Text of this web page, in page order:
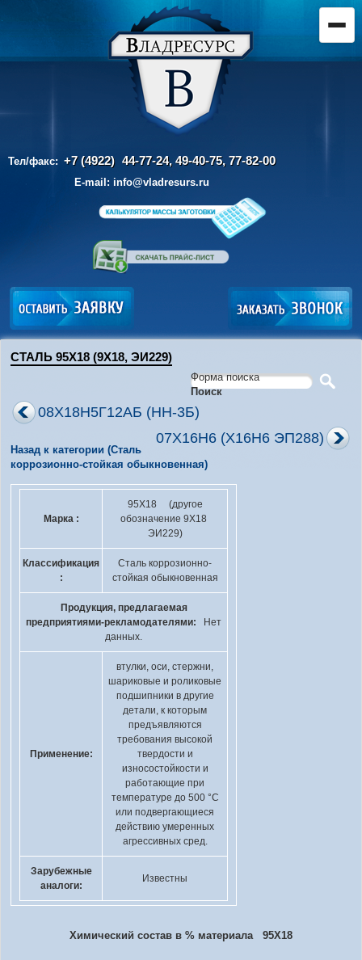
Тел/факс: +7 (4922) 44-77-24, 49-40-75, 77-82-00
E-mail: info@vladresurs.ru
СТАЛЬ 95Х18 (9Х18, ЭИ229)
Форма поиска
Поиск
08Х18Н5Г12АБ (НН-3Б)
07Х16Н6 (Х16Н6 ЭП288)
Назад к категории (Сталь
коррозионно-стойкая обыкновенная)
Марка :
95Х18 (другое
обозначение 9Х18
ЭИ229)
Классификация
:
Сталь коррозионно-
стойкая обыкновенная
Продукция, предлагаемая
предприятиями-рекламодателями:
Нет
данных.
Применение:
втулки, оси, стержни,
шариковые и роликовые
подшипники в другие
детали, к которым
предъявляются
требования высокой
твердости и
износостойкости и
работающие при
температуре до 500 °С
или подвергающиеся
действию умеренных
агрессивных сред.
Зарубежные
аналоги:
Известны
Химический состав в % материала 95Х18